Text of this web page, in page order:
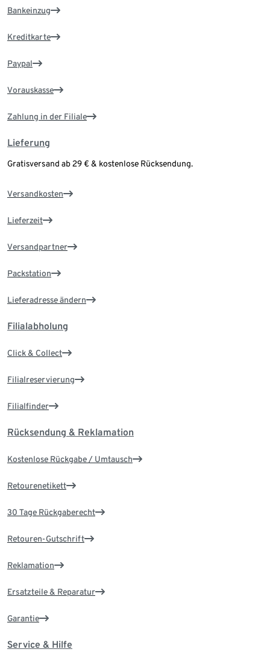
Bankeinzug
Kreditkarte
Paypal
Vorauskasse
Zahlung in der Filiale
Lieferung
Gratisversand ab 29 € & kostenlose Rücksendung.
Versandkosten
Lieferzeit
Versandpartner
Packstation
Lieferadresse ändern
Filialabholung
Click & Collect
Filialreservierung
Filialfinder
Rücksendung & Reklamation
Kostenlose Rückgabe / Umtausch
Retourenetikett
30 Tage Rückgaberecht
Retouren-Gutschrift
Reklamation
Ersatzteile & Reparatur
Garantie
Service & Hilfe